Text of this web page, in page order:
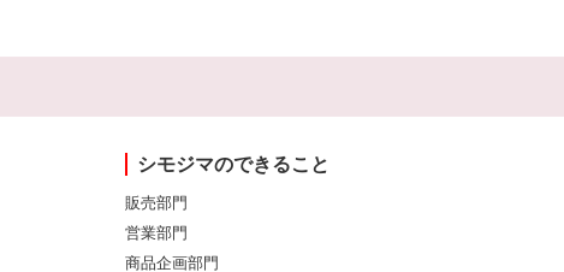
シモジマのできること
販売部門
営業部門
商品企画部門